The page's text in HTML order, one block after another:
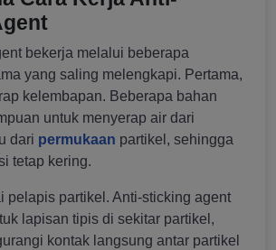
bekerja melalui beberapa
yang saling melengkapi. Pertama,
kelembapan. Beberapa bahan
untuk menyerap air dari
dari permukaan partikel, sehingga
tetap kering.
pelapis partikel. Anti-sticking agent
lapisan tipis di sekitar partikel,
kontak langsung antar partikel